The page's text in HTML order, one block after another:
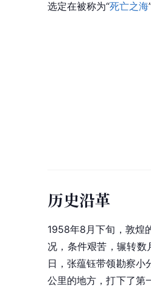
选定在被称为“死亡之海
历史沿革
1958年8月下旬， 敦煌
况，条件艰苦，辗转
日，张蕴钰带领勘察小
公里的地方，打下了第